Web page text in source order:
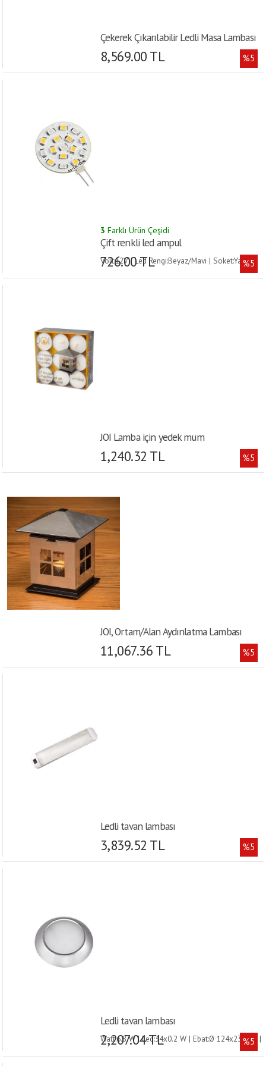
Çekerek Çıkarılabilir Ledli Masa Lambası
8,569.00 TL %5
3 Farklı Ürün Çeşidi
Çift renkli led ampul
Volt:12V | Led Rengi:Beyaz/Mavi | Soket:Yan |
726.00 TL %5
JOI Lamba için yedek mum
1,240.32 TL %5
JOI, Ortam/Alan Aydınlatma Lambası
11,067.36 TL %5
Ledli tavan lambası
3,839.52 TL %5
Ledli tavan lambası
Watt:6.8 W | Led:34x0.2 W | Ebat:Ø 124x23 mm |
2,207.04 TL %5